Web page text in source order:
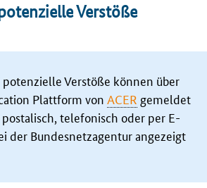
Verstöße
Verstöße können über
Plattform von ACER gemeldet
telefonisch oder per E-
der Bundesnetzagentur angezeigt